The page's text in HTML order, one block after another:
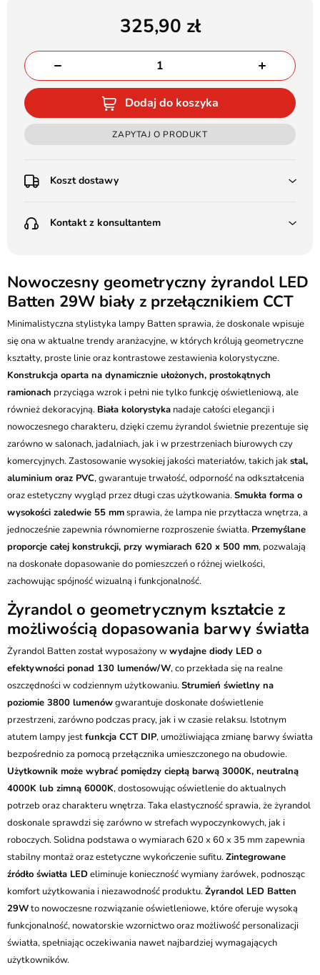
325,90
Dodaj do koszyka
ZAPYTAJ O PRODUKT
Koszt dostawy
Poczta Polska Kurier 48H - 11 zł
(od 1000 zł dla gabarytów, nie dotyczy produktów 3m)
Pobranie:
Poczta Polska Kurier 48H - 16 zł
Kurier GLS - 20 zł
Przesyłka Gabarytowa - 35 zł
Kontakt z konsultantem
Batalionów Chłopskich 12, 94-058 Łódź
506 336 320
kontakt@ledstyl.pl
Nowoczesny geometryczny żyrandol LED
Batten 29W biały z przełącznikiem CCT
Minimalistyczna stylistyka lampy Batten sprawia, że doskonale wpisuje
się ona w aktualne trendy aranżacyjne, w których królują geometryczne
kształty, proste linie oraz kontrastowe zestawienia kolorystyczne.
Konstrukcja oparta na dynamicznie ułożonych, prostokątnych
ramionach przyciąga wzrok i pełni nie tylko funkcję oświetleniową, ale
również dekoracyjną. Biała kolorystyka nadaje całości elegancji i
nowoczesnego charakteru, dzięki czemu żyrandol świetnie prezentuje się
zarówno w salonach, jadalniach, jak i w przestrzeniach biurowych czy
komercyjnych. Zastosowanie wysokiej jakości materiałów, takich jak stal,
aluminium oraz PVC, gwarantuje trwałość, odporność na odkształcenia
oraz estetyczny wygląd przez długi czas użytkowania.Smukła forma o
wysokości zaledwie 55 mmsprawia, że lampa nie przytłacza wnętrza, a
jednocześnie zapewnia równomierne rozproszenie światła. Przemyślane
proporcje całej konstrukcji, przy wymiarach 620 x 500 mm, pozwalają
na doskonałe dopasowanie do pomieszczeń o różnej wielkości,
zachowując spójność wizualną i funkcjonalność.
Żyrandol o geometrycznym kształcie z
możliwością dopasowania barwy światła
Żyrandol Batten został wyposażony wwydajne diody LED o
efektywności ponad 130 lumenów/W, co przekłada się na realne
oszczędności w codziennym użytkowaniu.Strumień świetlny na
poziomie 3800 lumenówgwarantuje doskonałe doświetlenie
przestrzeni, zarówno podczas pracy, jak i w czasie relaksu. Istotnym
atutem lampy jestfunkcja CCT DIP, umożliwiająca zmianę barwy światła
bezpośrednio za pomocą przełącznika umieszczonego na obudowie.
Użytkownik może wybrać pomiędzy ciepłą barwą 3000K, neutralną
4000K lub zimną 6000K, dostosowując oświetlenie do aktualnych
potrzeb oraz charakteru wnętrza. Taka elastyczność sprawia, że żyrandol
doskonale sprawdzi się zarówno w strefach wypoczynkowych, jak i
roboczych. Solidna podstawa o wymiarach 620 x 60 x 35 mm zapewnia
stabilny montaż oraz estetyczne wykończenie sufitu.Zintegrowane
źródło światła LEDeliminuje konieczność wymiany żarówek, podnosząc
komfort użytkowania i niezawodność produktu.Żyrandol LED Batten
29Wto nowoczesne rozwiązanie oświetleniowe, które oferuje wysoką
funkcjonalność, nowatorskie wzornictwo oraz możliwość personalizacji
światła, spełniając oczekiwania nawet najbardziej wymagających
użytkowników.